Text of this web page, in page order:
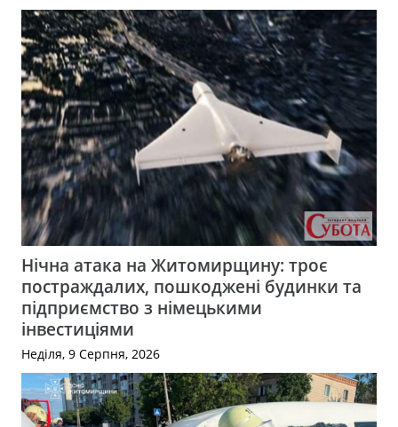
Нічна атака на Житомирщину: троє
постраждалих, пошкоджені будинки та
підприємство з німецькими
інвестиціями
Неділя, 9 Серпня, 2026